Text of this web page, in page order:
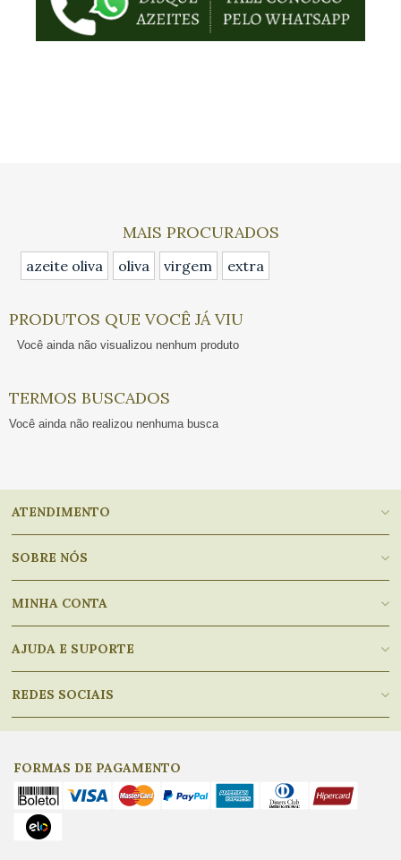
MAIS PROCURADOS
azeite oliva oliva virgem extra
PRODUTOS QUE VOCÊ JÁ VIU
Você ainda não visualizou nenhum produto
TERMOS BUSCADOS
Você ainda não realizou nenhuma busca
ATENDIMENTO
SOBRE NÓS
MINHA CONTA
AJUDA E SUPORTE
REDES SOCIAIS
FORMAS DE PAGAMENTO